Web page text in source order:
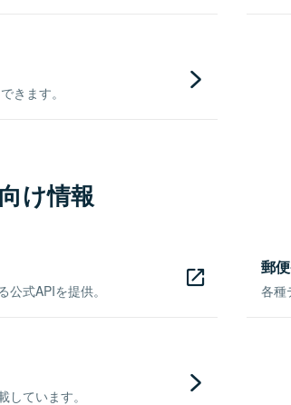
きます。
け情報
式APIを提供。
郵
各種
ています。